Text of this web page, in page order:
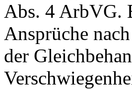
Abs. 4 ArbVG.
Ansprüche
der